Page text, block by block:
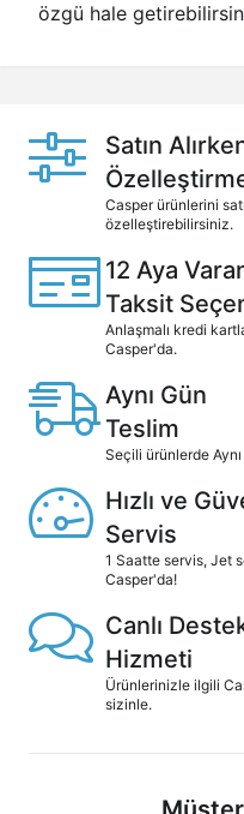
özgü hale
Satın
Casper ürünlerini
özelleştirebilirsiniz.
12 Aya
Taksit
Anlaşmalı kredi
Casper'da.
Aynı Gün
Teslim
Seçili ürünlerde
Hızlı ve
Servis
1 Saatte servis, Jet
Casper'da!
Canlı
Hizmeti
Ürünlerinizle ilgili
sizinle.